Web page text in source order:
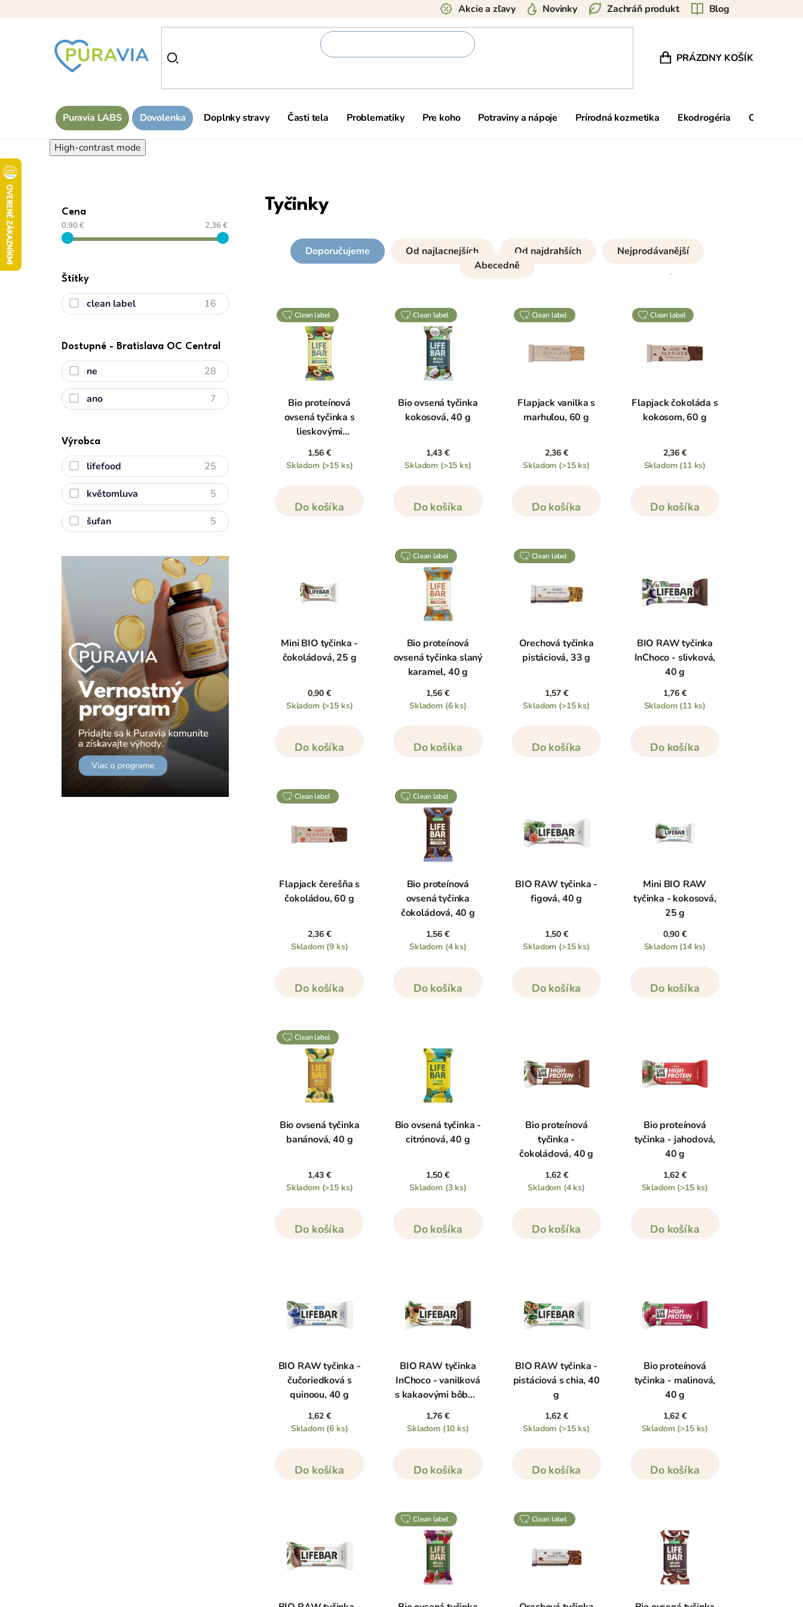
Blog
Zachráň produkt
Novinky
Akcie a zľavy
NÁKUPNÝ KOŠÍK
PRÁZDNY KOŠÍK
Puravia LABS Dovolenka Doplnky stravy Časti tela Problematiky Pre koho Potraviny a nápoje Prírodná kozmetika Ekodrogéria Ostatné
High-contrast mode
Cena
0,90 € 2,36 €
Štítky
clean label 16
Dostupné - Bratislava OC Central
ne 28
ano 7
Výrobca
lifefood 25
květomluva 5
šufan 5
Tyčinky
Doporučujeme Od najlacnejších Od najdrahších
Nejprodávanější
Abecedně
clean label
Bio proteínová
ovsená tyčinka s
lieskovými
1,56 €
Skladom (>15 ks)
Do košíka
clean label
Bio ovsená tyčinka
kokosová, 40 g
1,43 €
Skladom (>15 ks)
Do košíka
clean label
Flapjack vanilka s
marhuľou, 60 g
2,36 €
Skladom (>15 ks)
Do košíka
clean label
Flapjack čokoláda s
kokosom, 60 g
2,36 €
Skladom (11 ks)
Do košíka
Mini BIO tyčinka -
čokoládová, 25 g
0,90 €
Skladom (>15 ks)
Do košíka
clean label
Bio proteínová
ovsená tyčinka slaný
karamel, 40 g
1,56 €
Skladom (6 ks)
Do košíka
clean label
Orechová tyčinka
pistáciová, 33 g
1,57 €
Skladom (>15 ks)
Do košíka
BIO RAW tyčinka
InChoco - slivková,
40 g
1,76 €
Skladom (11 ks)
Do košíka
clean label
Flapjack čerešňa s
čokoládou, 60 g
2,36 €
Skladom (9 ks)
Do košíka
clean label
Bio proteínová
ovsená tyčinka
čokoládová, 40 g
1,56 €
Skladom (4 ks)
Do košíka
BIO RAW tyčinka -
figová, 40 g
1,50 €
Skladom (>15 ks)
Do košíka
Mini BIO RAW
tyčinka - kokosová,
25 g
0,90 €
Skladom (14 ks)
Do košíka
clean label
Bio ovsená tyčinka
banánová, 40 g
1,43 €
Skladom (>15 ks)
Do košíka
Bio ovsená tyčinka -
citrónová, 40 g
1,50 €
Skladom (3 ks)
Do košíka
Bio proteínová
tyčinka -
čokoládová, 40 g
1,62 €
Skladom (4 ks)
Do košíka
Bio proteínová
tyčinka - jahodová,
40 g
1,62 €
Skladom (>15 ks)
Do košíka
BIO RAW tyčinka -
čučoriedková s
quinoou, 40 g
1,62 €
Skladom (6 ks)
Do košíka
BIO RAW tyčinka
InChoco - vanilková
s kakaovými bôbmi,
1,76 €
Skladom (10 ks)
Do košíka
BIO RAW tyčinka -
pistáciová s chia, 40
g
1,62 €
Skladom (>15 ks)
Do košíka
Bio proteínová
tyčinka - malinová,
40 g
1,62 €
Skladom (>15 ks)
Do košíka
clean label clean label